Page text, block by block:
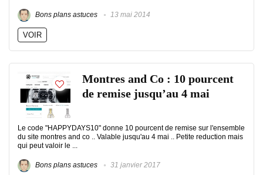
Bons plans astuces 13 mai 2014
VOIR
Montres and Co : 10 pourcent
de remise jusqu’au 4 mai
Le code "HAPPYDAYS10" donne 10 pourcent de remise sur l'ensemble
du site montres and co .. Valable jusqu'au 4 mai .. Petite reduction mais
qui peut valoir le ...
Bons plans astuces 31 janvier 2017